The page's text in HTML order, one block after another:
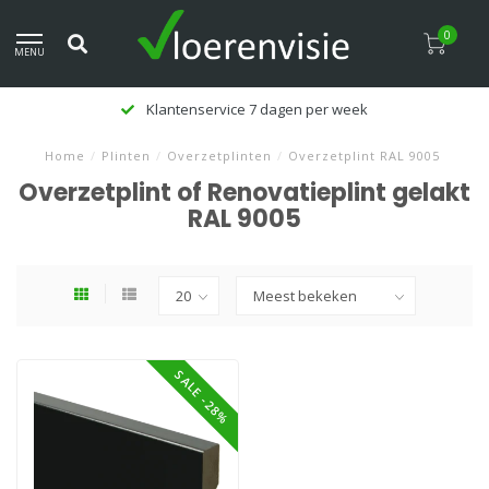
MENU
0
Klantenservice 7 dagen per week
Home / Plinten / Overzetplinten / Overzetplint RAL 9005
Overzetplint of Renovatieplint gelakt
RAL 9005
SALE -28%